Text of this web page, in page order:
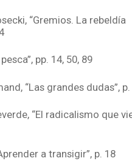
“Gremios. La rebeldía
pp. 14, 50, 89
“Las grandes dudas”, p.
“El radicalismo que
a transigir”, p. 18